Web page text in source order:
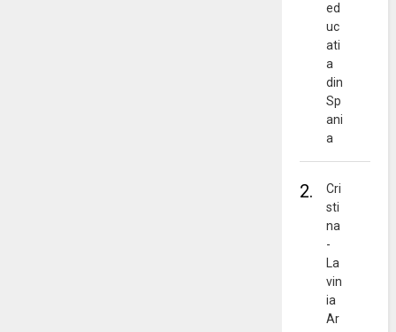
ed
uc
ati
a
din
Sp
ani
a
2.
Cri
sti
na
-
La
vin
ia
Ar